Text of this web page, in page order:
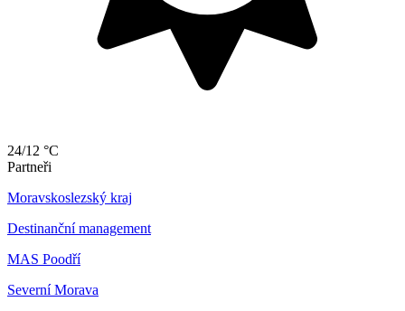
24/12 °C
Partneři
Moravskoslezský kraj
Destinanční management
MAS Poodří
Severní Morava